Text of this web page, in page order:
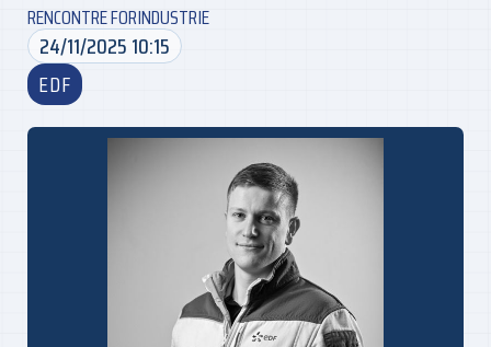
RENCONTRE FORINDUSTRIE
24/11/2025 10:15
EDF